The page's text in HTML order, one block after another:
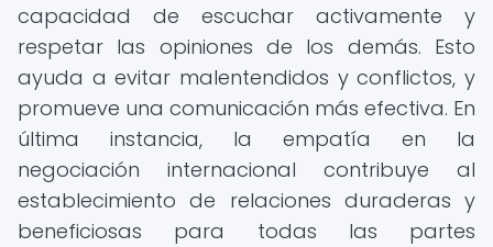
capacidad de escuchar activamente y
respetar las opiniones de los demás. Esto
ayuda a evitar malentendidos y conflictos, y
promueve una comunicación más efectiva. En
última instancia, la empatía en la
negociación internacional contribuye al
establecimiento de relaciones duraderas y
beneficiosas para todas las partes